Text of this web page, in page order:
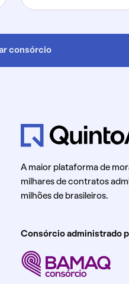
consórcio
A maior plataforma de
milhares de contratos
milhões de brasileiros.
Consórcio administrado